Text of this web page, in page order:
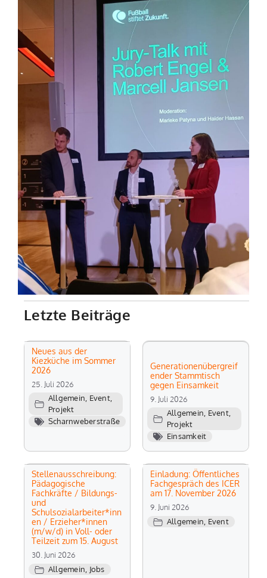
Letzte Beiträge
Neues aus der
Kiezküche im Sommer
2026
25. Juli 2026
Allgemein Event,
Projekt
Scharnweberstraße
Generationenübergreif
ender Stammtisch
gegen Einsamkeit
9. Juli 2026
Allgemein Event,
Projekt
Einsamkeit
Stellenausschreibung:
Pädagogische
Fachkräfte / Bildungs-
und
Schulsozialarbeiter*inn
en / Erzieher*innen
(m/w/d) in Voll- oder
Teilzeit zum 15. August
30. Juni 2026
Allgemein, Jobs
Einladung: Öffentliches
Fachgespräch des ICER
am 17. November 2026
9. Juni 2026
Allgemein, Event